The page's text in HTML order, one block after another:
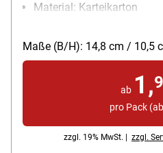
Material: Karteikarton
Packungsmenge: 100 Stück
Maße (B/H): 14,8 cm / 10,5
ab 1,
pro Pack
zzgl. 19% MwSt. | zzgl.